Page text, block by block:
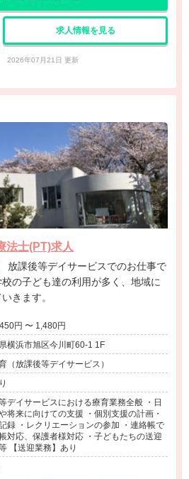
求人情報を見る
2026年07月21日 更新
法士(PT)求人
の子ども達の利用が多く、地域に
きます。
時給 1,450円 〜 1,480円
横浜市旭区今川町60-1 1F
（放課後等デイサービス）
デイサービスにおける療育業務全般 ・日
将来に向けての支援 ・個別支援の計画・
録 ・レクリエーションの参加 ・連絡帳で
対応、保護者様対応 ・子どもたちの送迎
【送迎業務】あり